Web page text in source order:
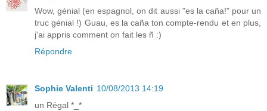
Wow, génial (en espagnol, on dit aussi "es la caña!" pour un
truc génial !) Guau, es la caña ton compte-rendu et en plus,
j'ai appris comment on fait les ñ :)
Répondre
Sophie Valenti 10/08/2013 14:19
un Régal *_*